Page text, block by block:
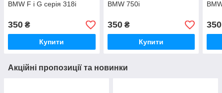
BMW F і G серія 318i
350 ₴
Купити
BMW 750i
350₴
Купити
350
Акційні пропозиції та новинки